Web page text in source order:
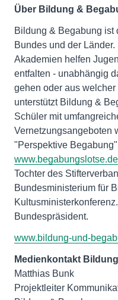
Über Bildung &
Bildung & Begabung ist
Bundes und der
Akademien helfen
entfalten - unabhängig
gehen oder aus
unterstützt Bildung &
Schüler mit
Vernetzungsangeboten
"Perspektive
www.begabungslotse.de
Tochter des
Bundesministerium für
Bundespräsident.
www.bildung-und-
Medienkontakt
Matthias Bunk
Projektleiter